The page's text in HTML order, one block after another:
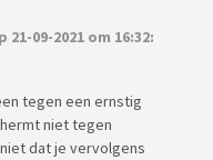
09-2021 om 16:32:
tegen een ernstig
niet tegen
dat je vervolgens